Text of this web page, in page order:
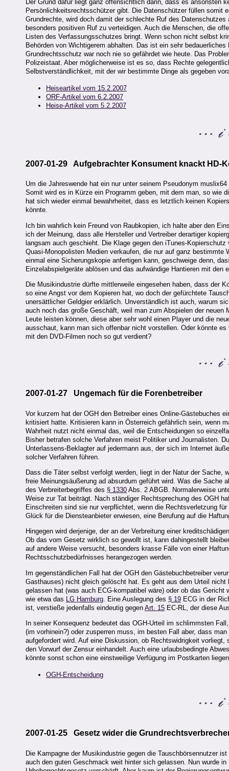
Der Grund dafür liegt ganz offensichtlich darin, dass es ansonsten
Persönlichkeitsrechtsschützer gibt. Die Datenschützer füllen somit
Grundrechte, wird doch damit der schlechte Ruf des
besonders positiven Ruf zu verteidigen. Auch die Menschen, die
Listen des Verfassungsschutzes bringt. Wenn schon nicht selbst
Behörden von Wichtigerem abhalten. Das ist ein sehr
Grundrechtsschutz war noch nie so gefährdet wie heute. Das
Polizeistaat. Aber möglicherweise ist es so, dass Rechte
Selbstverständlichkeit, mit der wir bestimmte Dinge als gegeben
Heiseartikel vom 15.2.2007
ORF-Artikel vom 6.2.2007
Heise-Artikel vom 5.2.2007
2007-01-29 Aufgebrachter Konsument knackt HD-
Um die Jahreswende hat ein nur unter seinem Pseudonym
Somit wird es in Kürze ein Programm geben, mit dem man, so wie
hat sich wieder einmal bewahrheitet, dass es letztlich keinen
könnte.
Ich bin wahrlich kein Freund von Raubkopien, ich halte aber den
ich der Meinung, dass alle Hersteller und Vertreiber derartiger
langsam auch geschieht. Die Klage gegen den iTunes-
Quasi-Monopolisten Medien verkaufen, die nur auf ganz
einmal eine Sicherungskopie anfertigen kann, geschweige denn,
Einzelabspielgeräte ablösen und das aufwändige Hantieren mit
Die Musikindustrie dürfte mittlerweile eingesehen haben, dass der
so eine Angst vor dem Kopieren hat, wo doch der gefürchtete
unersättlicher Geldgier erklärlich. Unverständlich ist auch, warum
auch noch das große Geschäft, weil man zum Abspielen der
Leute leisten können, diese aber sehr wohl einen Player und die
ausschaut, kann man sich offenbar nicht vorstellen. Oder könnte
mit den DVD-Filmen noch so gut verdient?
2007-01-27 Ungemach für die Forenbetreiber
Vor kurzem hat der OGH den Betreiber eines Online-Gästebuches
kritisiert hatte. Kritisieren kann in Österreich gefährlich sein, wenn
Wahrheit nutzt nicht einmal das, weil die Entscheidungen so
Bisher betrafen solche Verfahren meist Politiker und Journalisten.
Unterlassens-Beklagter auf jedermann aus, der sich im Internet
solcher Verfahren führen.
Dass die Täter selbst verfolgt werden, liegt in der Natur der
freie Meinungsäußerung ad absurdum geführt wird. Was die
des Verbreiterbegriffes des § 1330 Abs. 2 ABGB. Normalerweise
Weise zur Tat beiträgt. Nach ständiger Rechtsprechung des OGH
Einschreiten sind sie nur verpflichtet, wenn die Rechtsverletzung
Glück für die Diensteanbieter erwiesen, eine Berufung auf die
Hingegen wird derjenige, der an der Verbreitung einer
Ob das vom Gesetz wirklich so gewollt ist, kann dahingestellt
auf andere Weise versucht, besonders krasse Fälle von einer
Rechtsschutzbedürfnisses herangezogen werden.
Im gegenständlichen Fall hat der OGH den Gästebuchbetreiber
Gasthauses) nicht gleich gelöscht hat. Es geht aus dem Urteil
gelassen hat (was auch ECG-kompatibel wäre) oder ob das
wie etwa das LG Hamburg . Eine Auslegung des § 19 ECG in der
ist, verstieße jedenfalls eindeutig gegen Art. 15 EC-RL, der diese
In seiner Konsequenz bedeutet das OGH-Urteil im schlimmsten
(im vorhinein?) oder zusperren muss, im besten Fall aber, dass
aufgefordert wird. Auf eine Diskussion, ob Rechtswidrigkeit
den Vorwurf der Zensur einhandelt. Auch eine urlaubsbedingte
könnte sonst schon eine einstweilige Verfügung im Postkarten
OGH-Entscheidung
2007-01-25 Gesetz wider die
Die Kampagne der Musikindustrie gegen die Tauschbörsennutzer
auch den guten Geschmack weit hinter sich gelassen. Nun wurde